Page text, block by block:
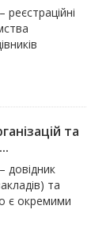
та
довідник
та
є окремими